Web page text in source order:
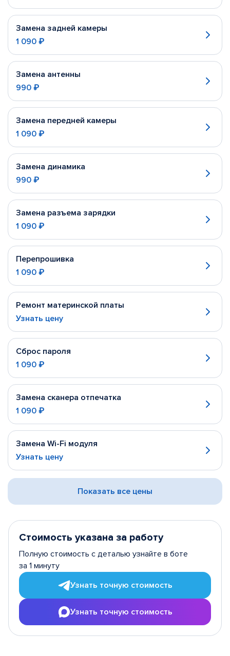
Замена задней камеры
1 090 ₽
Замена антенны
990 ₽
Замена передней камеры
1 090 ₽
Замена динамика
990 ₽
Замена разъема зарядки
1 090 ₽
Перепрошивка
1 090 ₽
Ремонт материнской платы
Узнать цену
Сброс пароля
1 090 ₽
Замена сканера отпечатка
1 090 ₽
Замена Wi-Fi модуля
Узнать цену
Показать все цены
Стоимость указана за работу
Полную стоимость с деталью узнайте в боте
за 1 минуту
Узнать точную стоимость
Узнать точную стоимость